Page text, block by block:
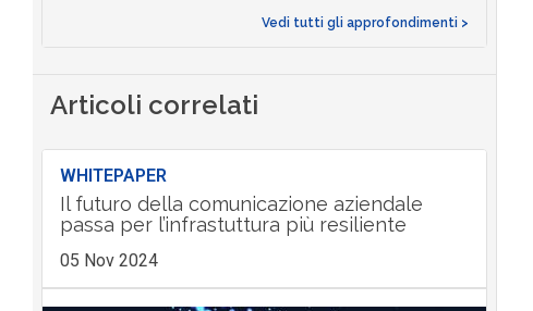
Vedi tutti gli approfondimenti >
Articoli correlati
WHITEPAPER
Il futuro della comunicazione aziendale
passa per l’infrastuttura più resiliente
05 Nov 2024